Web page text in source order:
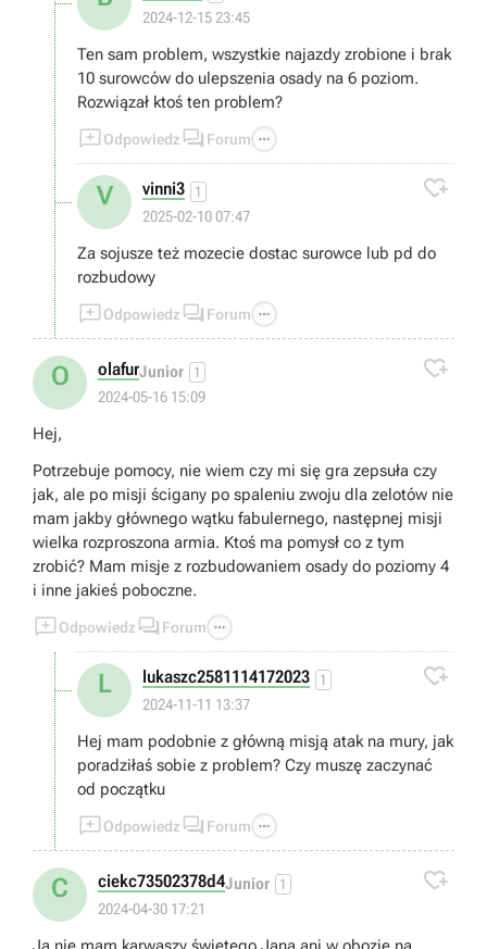
2024-12-15 23:45
Ten sam problem, wszystkie najazdy zrobione i brak
10 surowców do ulepszenia osady na 6 poziom.
Rozwiązał ktoś ten problem?
Odpowiedz  Forum 
V vinni3 1
2025-02-10 07:47

Za sojusze też mozecie dostac surowce lub pd do
rozbudowy
Odpowiedz  Forum 
O olafurJunior 1
2024-05-16 15:09

Hej,
Potrzebuje pomocy, nie wiem czy mi się gra zepsuła czy
jak, ale po misji ścigany po spaleniu zwoju dla zelotów nie
mam jakby głównego wątku fabulernego, następnej misji
wielka rozproszona armia. Ktoś ma pomysł co z tym
zrobić? Mam misje z rozbudowaniem osady do poziomy 4
i inne jakieś poboczne.
Odpowiedz  Forum 
L lukaszc2581114172023 1
2024-11-11 13:37

Hej mam podobnie z główną misją atak na mury, jak
poradziłaś sobie z problem? Czy muszę zaczynać
od początku
Odpowiedz  Forum 
C ciekc73502378d4Junior 1
2024-04-30 17:21
